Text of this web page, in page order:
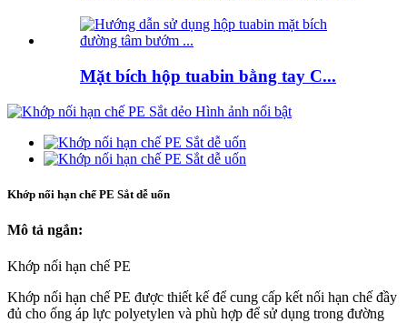
Mặt bích hộp tuabin bằng tay C...
Khớp nối hạn chế PE Sắt dễ uốn
Mô tả ngắn:
Khớp nối hạn chế PE
Khớp nối hạn chế PE được thiết kế để cung cấp kết nối hạn chế đầy
đủ cho ống áp lực polyetylen và phù hợp để sử dụng trong đường